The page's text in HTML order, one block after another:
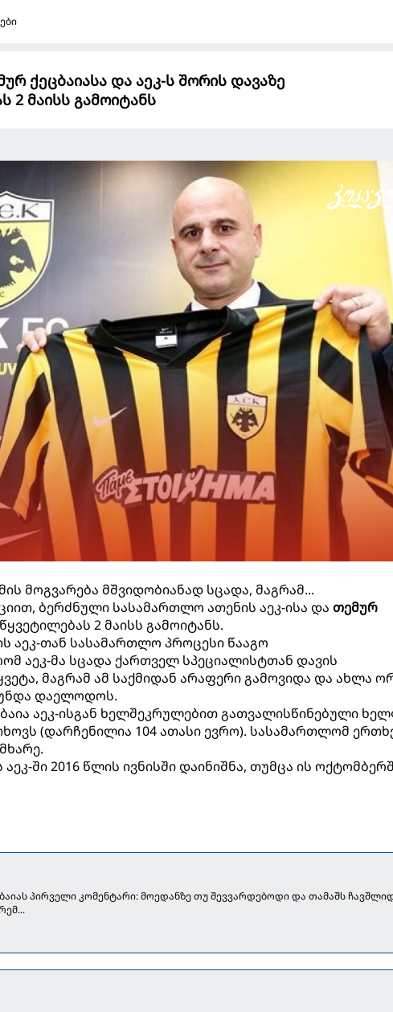
ქეცბაიასა და აეკ-ს შორის დავაზე
2 მაისს გამოიტანს
მოგვარება მშვიდობიანად სცადა, მაგრამ...
ბერძნული სასამართლო ათენის აეკ-ისა და თემურ
2 მაისს გამოიტანს.
აეკ-თან სასამართლო პროცესი წააგო
აეკ-მა სცადა ქართველ სპეციალისტთან დავის
მაგრამ ამ საქმიდან არაფერი გამოვიდა და ახლა
დაელოდოს.
აეკ-ისგან ხელშეკრულებით გათვალისწინებული
(დარჩენილია 104 ათასი ევრო). სასამართლომ
ში 2016 წლის ივნისში დაინიშნა, თუმცა ის
პირველი კომენტარი: მოედანზე თუ შევვარდებოდი და თამაშს